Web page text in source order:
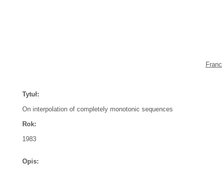
Tytuł:
On interpolation of completely monotonic sequences
Rok:
1983
Opis: